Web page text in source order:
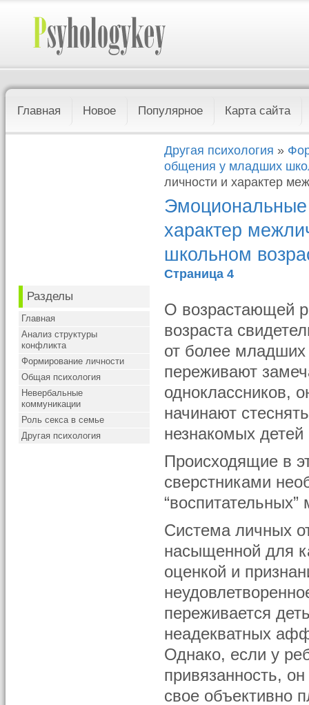
Главная Новое Популярное Карта сайта
Разделы
Главная
Анализ структуры
конфликта
Формирование личности
Общая психология
Невербальные
коммуникации
Роль секса в семье
Другая психология
Другая психология »
общения у младших
личности и характер
характер
школьном
Страница 4
О возрастающей
возраста
от более младших
переживают
одноклассников,
начинают
незнакомых детей
Происходящие в
сверстниками
Система личных
насыщенной для
оценкой и
переживается
неадекватных
Однако, если у
привязанность,
свое объективно